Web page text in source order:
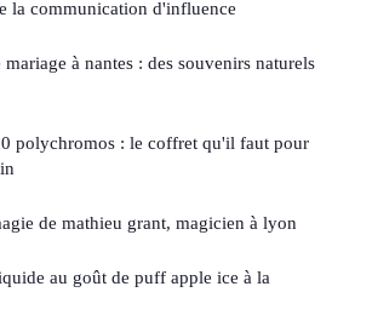
la communication d'influence
à nantes : des souvenirs naturels
polychromos : le coffret qu'il faut pour
de mathieu grant, magicien à lyon
au goût de puff apple ice à la